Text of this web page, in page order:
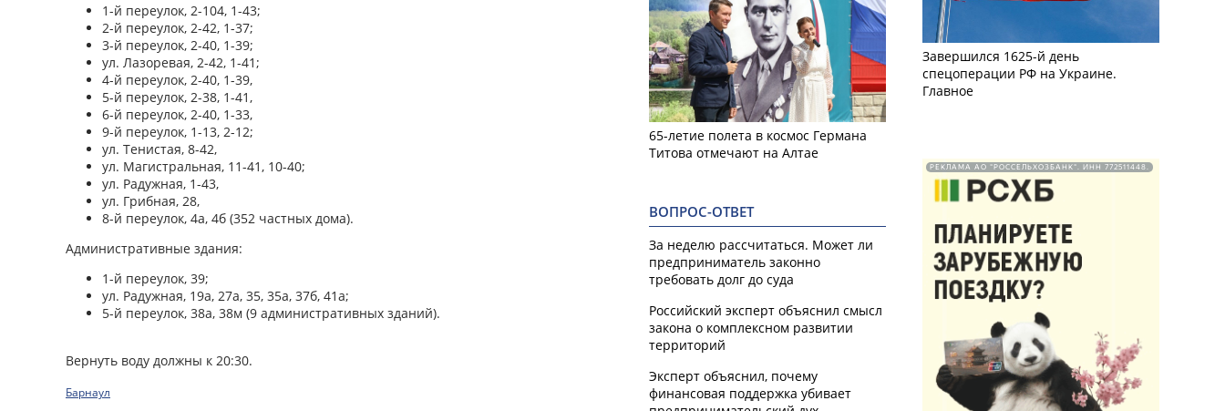
1-й переулок, 2-104, 1-43;
2-й переулок, 2-42, 1-37;
3-й переулок, 2-40, 1-39;
ул. Лазоревая, 2-42, 1-41;
4-й переулок, 2-40, 1-39,
5-й переулок, 2-38, 1-41,
6-й переулок, 2-40, 1-33,
9-й переулок, 1-13, 2-12;
ул. Тенистая, 8-42,
ул. Магистральная, 11-41, 10-40;
ул. Радужная, 1-43,
ул. Грибная, 28,
8-й переулок, 4а, 4б (352 частных дома).
Административные здания:
1-й переулок, 39;
ул. Радужная, 19а, 27а, 35, 35а, 37б, 41а;
5-й переулок, 38а, 38м (9 административных зданий).
Вернуть воду должны к 20:30.
Барнаул
65-летие полета в космос Германа
Титова отмечают на Алтае
ВОПРОС-ОТВЕТ
За неделю рассчитаться. Может ли
предприниматель законно
требовать долг до суда
Российский эксперт объяснил смысл
закона о комплексном развитии
территорий
Эксперт объяснил, почему
финансовая поддержка убивает
Завершился 1625-й день
спецоперации РФ на Украине.
Главное
РЕКЛАМА АО "РОССЕЛЬХОЗБАНК". ИНН 772511448.